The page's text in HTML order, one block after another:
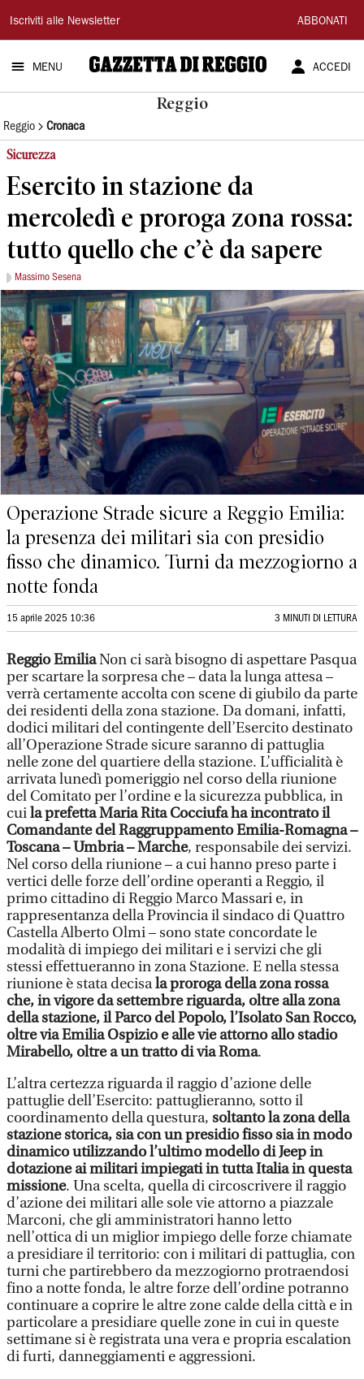
Gazzetta
di
Reggio
Iscriviti alle Newsletter ABBONATI
MENU ACCEDI
Reggio
Reggio Cronaca
Sicurezza
Esercito in stazione da
mercoledì e proroga zona rossa:
tutto quello che c’è da sapere
Massimo Sesena
Operazione Strade sicure a Reggio Emilia:
la presenza dei militari sia con presidio
fisso che dinamico. Turni da mezzogiorno a
notte fonda
15 aprile 2025 10:36 3 MINUTI DI LETTURA
Reggio EmiliaNon ci sarà bisogno di aspettare Pasqua
per scartare la sorpresa che – data la lunga attesa –
verrà certamente accolta con scene di giubilo da parte
dei residenti della zona stazione. Da domani, infatti,
dodici militari del contingente dell’Esercito destinato
all’Operazione Strade sicure saranno di pattuglia
nelle zone del quartiere della stazione. L’ufficialità è
arrivata lunedì pomeriggio nel corso della riunione
del Comitato per l’ordine e la sicurezza pubblica, in
cuila prefetta Maria Rita Cocciufa ha incontrato il
Comandante del Raggruppamento Emilia-Romagna –
Toscana – Umbria – Marche, responsabile dei servizi.
Nel corso della riunione – a cui hanno preso parte i
vertici delle forze dell’ordine operanti a Reggio, il
primo cittadino di Reggio Marco Massari e, in
rappresentanza della Provincia il sindaco di Quattro
Castella Alberto Olmi – sono state concordate le
modalità di impiego dei militari e i servizi che gli
stessi effettueranno in zona Stazione. E nella stessa
riunione è stata decisala proroga della zona rossa
che, in vigore da settembre riguarda, oltre alla zona
della stazione, il Parco del Popolo, l’Isolato San Rocco,
oltre via Emilia Ospizio e alle vie attorno allo stadio
Mirabello, oltre a un tratto di via Roma.
L’altra certezza riguarda il raggio d’azione delle
pattuglie dell’Esercito: pattuglieranno, sotto il
coordinamento della questura, soltanto la zona della
stazione storica, sia con un presidio fisso sia in modo
dinamico utilizzando l’ultimo modello di Jeep in
dotazione ai militari impiegati in tutta Italia in questa
missione. Una scelta, quella di circoscrivere il raggio
d’azione dei militari alle sole vie attorno a piazzale
Marconi, che gli amministratori hanno letto
nell’ottica di un miglior impiego delle forze chiamate
a presidiare il territorio: con i militari di pattuglia, con
turni che partirebbero da mezzogiorno protraendosi
fino a notte fonda, le altre forze dell’ordine potranno
continuare a coprire le altre zone calde della città e in
particolare a presidiare quelle zone in cui in queste
settimane si è registrata una vera e propria escalation
di furti, danneggiamenti e aggressioni.